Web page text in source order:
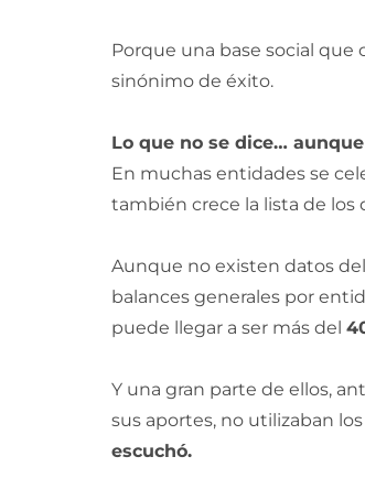
Porque una base social que
sinónimo de éxito.
Lo que no se dice…
En muchas entidades se
también crece la lista de
Aunque no existen datos
balances generales por
puede llegar a ser más del
Y una gran parte de ellos,
sus aportes, no utilizaban
escuchó.